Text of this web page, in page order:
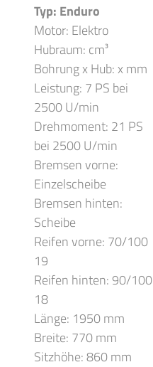
Typ: Enduro
Motor: Elektro
Hubraum: cm³
Bohrung x Hub: x mm
Leistung: 7 PS bei
2500 U/min
Drehmoment: 21 PS
bei 2500 U/min
Bremsen vorne:
Einzelscheibe
Bremsen hinten:
Scheibe
Reifen vorne: 70/100
19
Reifen hinten: 90/100
18
Länge: 1950 mm
Breite: 770 mm
Sitzhöhe: 860 mm